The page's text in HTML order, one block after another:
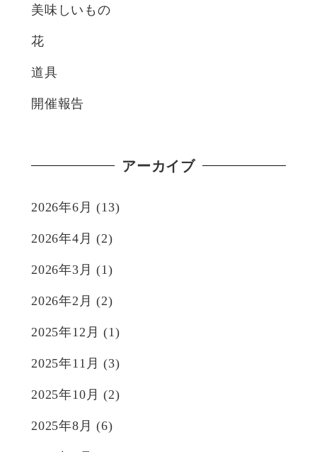
美味しいもの
花
道具
開催報告
アーカイブ
2026年6月 (13)
2026年4月 (2)
2026年3月 (1)
2026年2月 (2)
2025年12月 (1)
2025年11月 (3)
2025年10月 (2)
2025年8月 (6)